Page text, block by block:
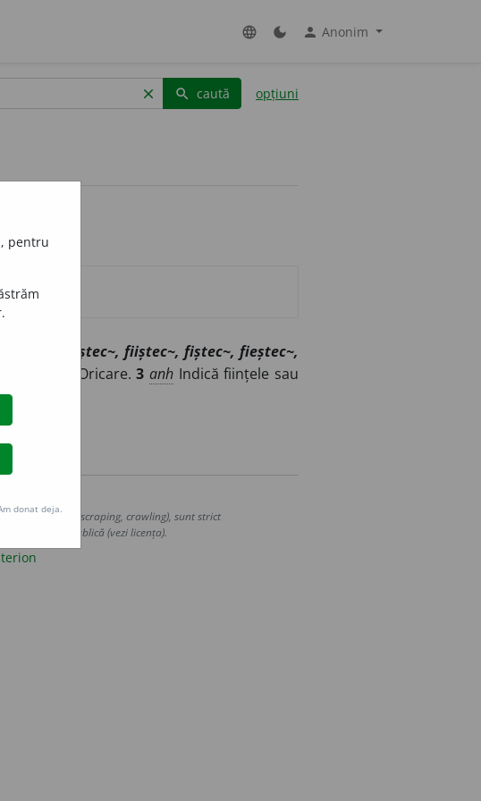
language dark_mode person Anonim
clear search caută opțiuni
fiiaștec~, fiiștec~, fiștec~, fieștec~,
Oricare.3 anh Indică ființele sau
(web scraping, crawling), sunt strict
utilizare publică (vezi licența).
pentru
donat deja.